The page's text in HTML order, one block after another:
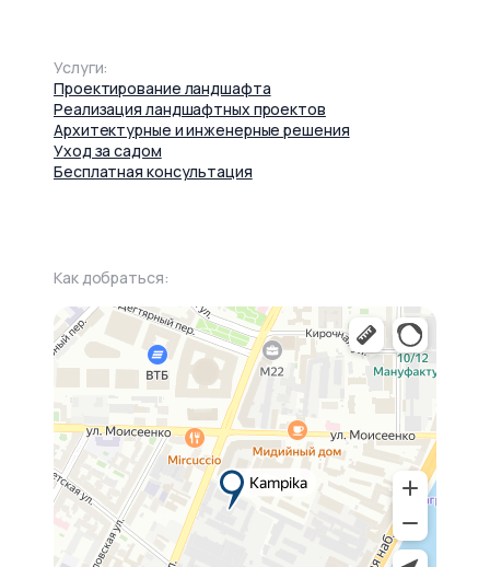
Услуги:
Проектирование ландшафта
Реализация ландшафтных проектов
Архитектурные и инженерные решения
Уход за садом
Бесплатная консультация
Как добраться: